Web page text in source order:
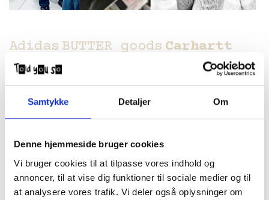
Samtykke Detaljer Om
Denne hjemmeside bruger cookies
Vi bruger cookies til at tilpasse vores indhold og
annoncer, til at vise dig funktioner til sociale medier og til
at analysere vores trafik. Vi deler også oplysninger om
Adidas BUTTER goods Carhartt
WIPC.P. Company
BassGramicci lala BERLINLast
Resort ABLevi'sLost BOYS
BalanceNB# Palace PASTEELO
Polar Skate Co. SpitfireStone